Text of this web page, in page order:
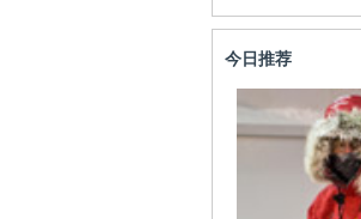
今日推荐